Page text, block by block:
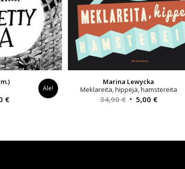
€Nykyinen
Ale!
Marina Lewycka
Meklareita, hippejä, hamstereita
34,90€ Alkuperäinen
5,00 €Nykyinen